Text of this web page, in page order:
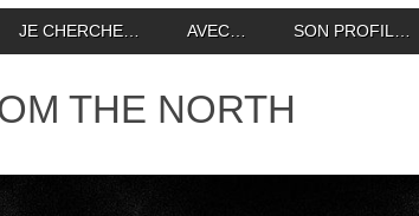
JE CHERCHE… AVEC… SON PROFIL…
THE NORTH